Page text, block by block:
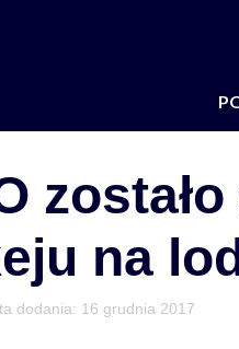
na
dodania: 16 grudnia 2017